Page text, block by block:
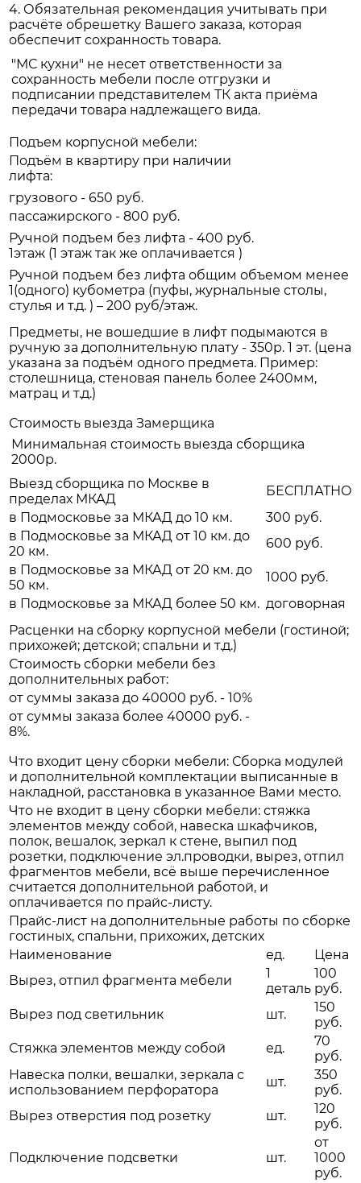
4. Обязательная рекомендация учитывать при
расчёте обрешетку Вашего заказа, которая
обеспечит сохранность товара.
"МС кухни" не несет ответственности за
сохранность мебели после отгрузки и
подписании представителем ТК акта приёма
передачи товара надлежащего вида.
Подъем корпусной мебели:
Подъём в квартиру при наличии
лифта:
грузового - 650 руб.
пассажирского - 800 руб.
Ручной подъем без лифта - 400 руб.
1этаж (1 этаж так же оплачивается )
Ручной подъем без лифта общим объемом менее
1(одного) кубометра (пуфы, журнальные столы,
стулья и т.д. ) – 200 руб/этаж.
Предметы, не вошедшие в лифт подымаются в
ручную за дополнительную плату - 350р. 1 эт. (цена
указана за подъём одного предмета. Пример:
столешница, стеновая панель более 2400мм,
матрац и т.д.)
Стоимость выезда Замерщика
Минимальная стоимость выезда сборщика
2000р.
Выезд сборщика по Москве в
пределах МКАД
БЕСПЛАТНО
в Подмосковье за МКАД до 10 км.
300 руб.
в Подмосковье за МКАД от 10 км. до
20 км.
600 руб.
в Подмосковье за МКАД от 20 км. до
50 км.
1000 руб.
в Подмосковье за МКАД более 50 км. договорная
Расценки на сборку корпусной мебели (гостиной;
прихожей; детской; спальни и т.д.)
Стоимость сборки мебели без
дополнительных работ:
от суммы заказа до 40000 руб. - 10%
от суммы заказа более 40000 руб. -
8%.
Что входит цену сборки мебели: Сборка модулей
и дополнительной комплектации выписанные в
накладной, расстановка в указанное Вами место.
Что не входит в цену сборки мебели: стяжка
элементов между собой, навеска шкафчиков,
полок, вешалок, зеркал к стене, выпил под
розетки, подключение эл.проводки, вырез, отпил
фрагментов мебели, всё выше перечисленное
считается дополнительной работой, и
оплачивается по прайс-листу.
Прайс-лист на дополнительные работы по сборке
гостиных, спальни, прихожих, детских
Наименование
ед.
Цена
Вырез, отпил фрагмента мебели
1
деталь
100
руб.
Вырез под светильник
шт.
150
руб.
Стяжка элементов между собой
ед.
70
руб.
Навеска полки, вешалки, зеркала с
использованием перфоратора
шт.
350
руб.
Вырез отверстия под розетку
шт.
120
руб.
Подключение подсветки шт.
от
1000
руб.